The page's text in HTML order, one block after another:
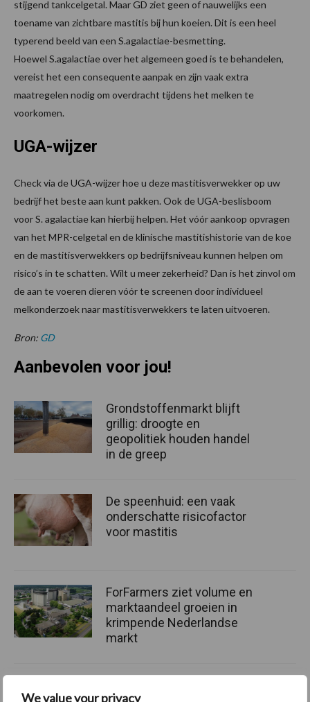
We value your privacy
stijgend tankcelgetal. Maar GD ziet geen of nauwelijks een
toename van zichtbare mastitis bij hun koeien. Dit is een heel
typerend beeld van een S.agalactiae-besmetting.
Hoewel S.agalactiaeover het algemeen goed is te behandelen,
vereist het een consequente aanpak en zijn vaak extra
maatregelen nodig om overdracht tijdens het melken te
voorkomen.
UGA-wijzer
Check via de UGA-wijzer hoe u deze mastitisverwekker op uw
bedrijf het beste aan kunt pakken. Ook de UGA-beslisboom
voor S. agalactiae kan hierbij helpen. Het vóór aankoop opvragen
van het MPR-celgetal en de klinische mastitishistorie van de koe
en de mastitisverwekkers op bedrijfsniveau kunnen helpen om
risico’s in te schatten. Wilt u meer zekerheid? Dan is het zinvol om
de aan te voeren dieren vóór te screenen door individueel
melkonderzoek naar mastitisverwekkers te laten uitvoeren.
Bron: GD
Aanbevolen voor jou!
Grondstoffenmarkt blijft
grillig: droogte en
geopolitiek houden handel
in de greep
De speenhuid: een vaak
onderschatte risicofactor
voor mastitis
ForFarmers ziet volume en
marktaandeel groeien in
krimpende Nederlandse
markt